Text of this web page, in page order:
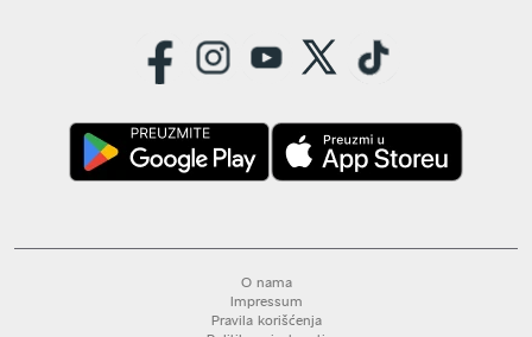
O nama
Impressum
Pravila korišćenja